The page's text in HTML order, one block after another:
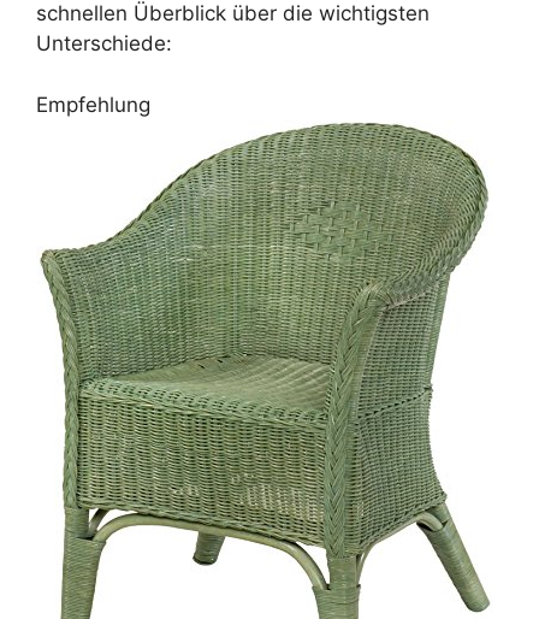
schnellen Überblick über die wichtigsten
Unterschiede:
Empfehlung